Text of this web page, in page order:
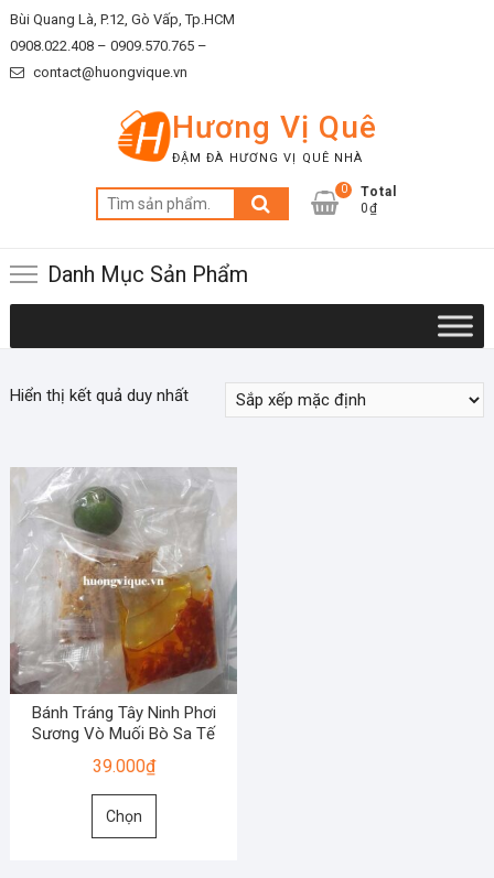
Skip
to
content
Bùi Quang Là, P.12, Gò Vấp, Tp.HCM
0908.022.408 – 0909.570.765 –
contact@huongvique.vn
Hương Vị Quê
ĐẬM ĐÀ HƯƠNG VỊ QUÊ NHÀ
Tìm
kiếm:
0
Total
0₫
Danh Mục Sản Phẩm
Hiển thị kết quả duy nhất
Bánh Tráng Tây Ninh Phơi
Sương Vò Muối Bò Sa Tế
39.000₫
Chọn
Sản